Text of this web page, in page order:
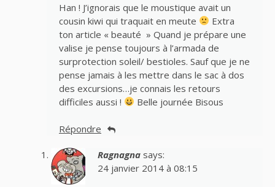
Han ! J’ignorais que le moustique avait un
cousin kiwi qui traquait en meute
Extra
ton article « beauté » Quand je prépare une
valise je pense toujours à l’armada de
surprotection soleil/ bestioles. Sauf que je ne
pense jamais à les mettre dans le sac à dos
des excursions…je connais les retours
difficiles aussi !
Belle journée Bisous
Répondre
Ragnagna says:
24 janvier 2014 à 08:15